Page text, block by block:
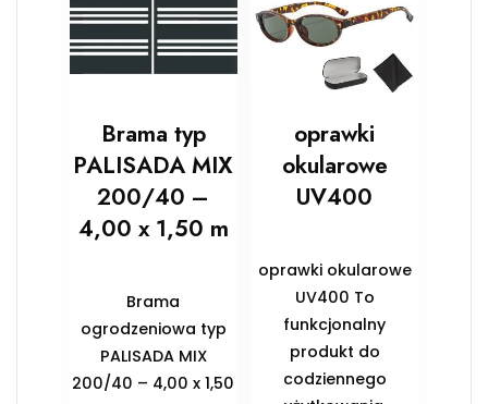
Brama typ
PALISADA MIX
200/40 –
4,00 x 1,50 m
Brama
ogrodzeniowa typ
PALISADA MIX
200/40 – 4,00 x 1,50
oprawki
okularowe
UV400
oprawki okularowe
UV400 To
funkcjonalny
produkt do
codziennego